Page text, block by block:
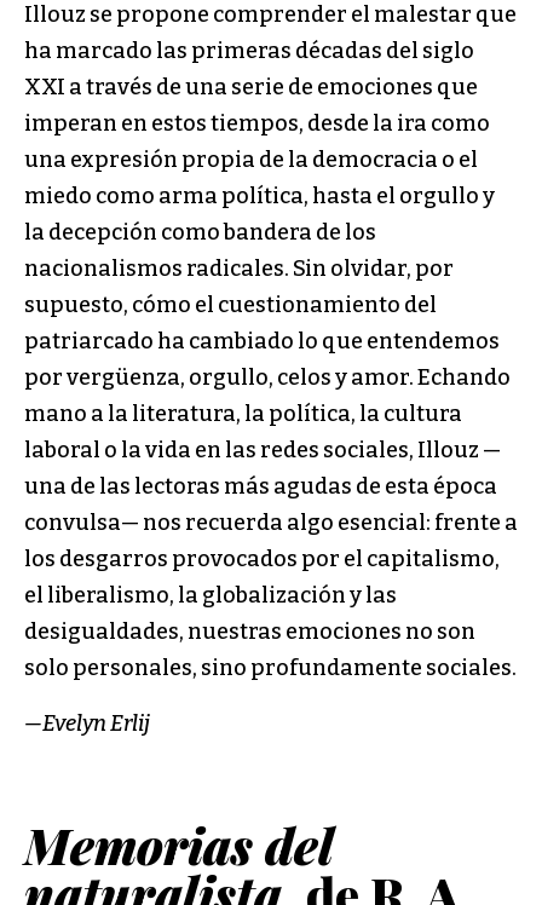
Illouz se propone comprender el malestar que
ha marcado las primeras décadas del siglo
XXI a través de una serie de emociones que
imperan en estos tiempos, desde la ira como
una expresión propia de la democracia o el
miedo como arma política, hasta el orgullo y
la decepción como bandera de los
nacionalismos radicales. Sin olvidar, por
supuesto, cómo el cuestionamiento del
patriarcado ha cambiado lo que entendemos
por vergüenza, orgullo, celos y amor. Echando
mano a la literatura, la política, la cultura
laboral o la vida en las redes sociales, Illouz —
una de las lectoras más agudas de esta época
convulsa— nos recuerda algo esencial: frente a
los desgarros provocados por el capitalismo,
el liberalismo, la globalización y las
desigualdades, nuestras emociones no son
solo personales, sino profundamente sociales.
—Evelyn Erlij
Memorias del